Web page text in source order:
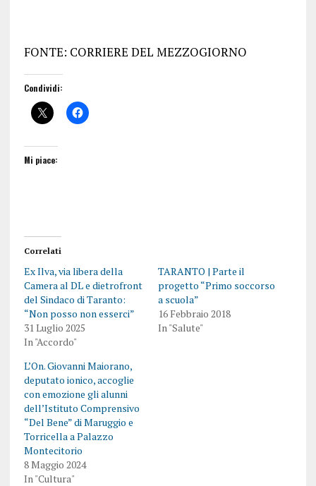
FONTE: CORRIERE DEL MEZZOGIORNO
Condividi:
Mi piace:
Correlati
Ex Ilva, via libera della
Camera al DL e dietrofront
del Sindaco di Taranto:
“Non posso non esserci”
31 Luglio 2025
In "Accordo"
TARANTO | Parte il
progetto “Primo soccorso
a scuola”
16 Febbraio 2018
In "Salute"
L’On. Giovanni Maiorano,
deputato ionico, accoglie
con emozione gli alunni
dell’Istituto Comprensivo
“Del Bene” di Maruggio e
Torricella a Palazzo
Montecitorio
8 Maggio 2024
In "Cultura"